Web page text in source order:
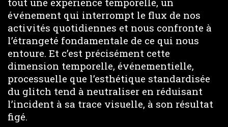
événement qui interrompt le flux de nos
activités quotidiennes et nous confronte à
l’étrangeté fondamentale de ce qui nous
entoure. Et c’est précisément cette
dimension temporelle, événementielle,
processuelle que l’esthétique standardisée
du glitch tend à neutraliser en réduisant
l’incident à sa trace visuelle, à son résultat
figé.